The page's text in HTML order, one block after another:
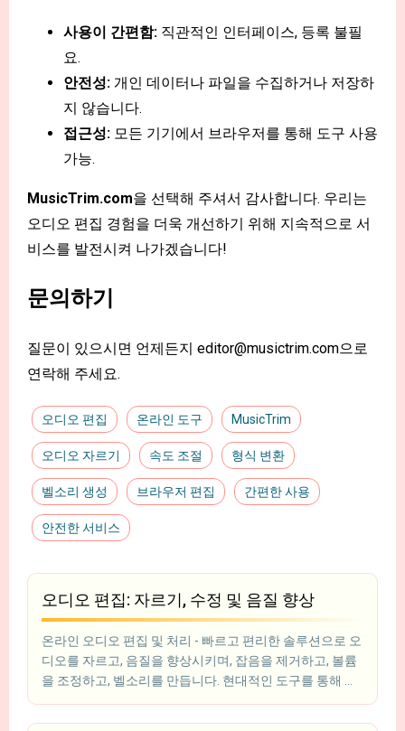
사용이 간편함: 직관적인 인터페이스, 등록 불필
요.
안전성: 개인 데이터나 파일을 수집하거나 저장하
지 않습니다.
접근성: 모든 기기에서 브라우저를 통해 도구 사용
가능.
MusicTrim.com을 선택해 주셔서 감사합니다. 우리는
오디오 편집 경험을 더욱 개선하기 위해 지속적으로 서
비스를 발전시켜 나가겠습니다!
문의하기
질문이 있으시면 언제든지 editor@musictrim.com으로
연락해 주세요.
오디오 편집 온라인 도구 MusicTrim
오디오 자르기 속도 조절 형식 변환
벨소리 생성 브라우저 편집 간편한 사용
안전한 서비스
오디오 편집: 자르기, 수정 및 음질 향상
온라인 오디오 편집 및 처리 - 빠르고 편리한 솔루션으로 오
디오를 자르고, 음질을 향상시키며, 잡음을 제거하고, 볼륨
을 조정하고, 벨소리를 만듭니다. 현대적인 도구를 통해 프
로그램 설치 없이 브라우저에서 바로 오디오 파일을 수정
할 수 있습니다. 팟캐스터, 비디오 편집자, 블로거 및 음향